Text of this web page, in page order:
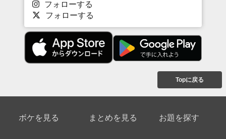
フォローする
フォローする
Topに戻る
ボケを見る まとめを見る お題を探す